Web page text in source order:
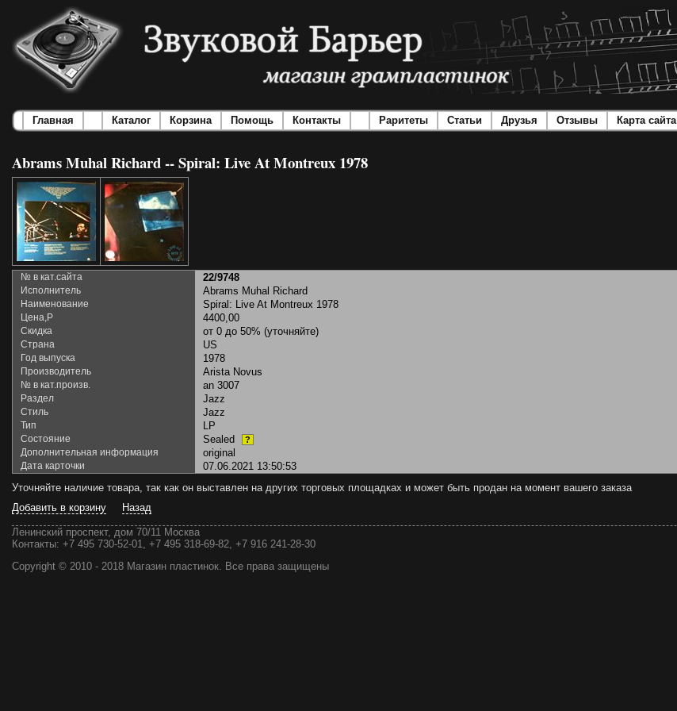
Главная Каталог Корзина Помощь Контакты Раритеты Статьи Друзья Отзывы Карта сайта
Abrams Muhal Richard -- Spiral: Live At Montreux 1978
№ в кат.сайта 22/9748
Исполнитель Abrams Muhal Richard
Наименование Spiral: Live At Montreux 1978
Цена,Р 4400,00
Скидка от 0 до 50% (уточняйте)
Страна US
Год выпуска 1978
Производитель Arista Novus
№ в кат.произв. an 3007
Раздел Jazz
Стиль Jazz
Тип LP
Состояние Sealed ?
Дополнительная информация original
Дата карточки
07.06.2021 13:50:53
Уточняйте наличие товара, так как он выставлен на других торговых площадках и может быть продан на момент вашего заказа
Добавить в корзину
Назад
Ленинский проспект, дом 70/11 Москва
Контакты: +7 495 730-52-01, +7 495 318-69-82, +7 916 241-28-30
Copyright © 2010 - 2018 Магазин пластинок. Все права защищены